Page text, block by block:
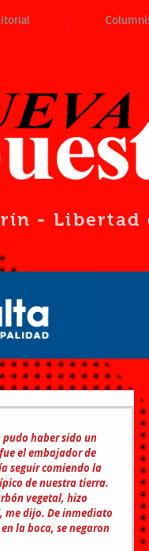
- Libertad
pudo haber sido un
el embajador de
seguir comiendo la
de nuestra tierra.
vegetal, hizo
me dijo. De inmediato
la boca, se negaron